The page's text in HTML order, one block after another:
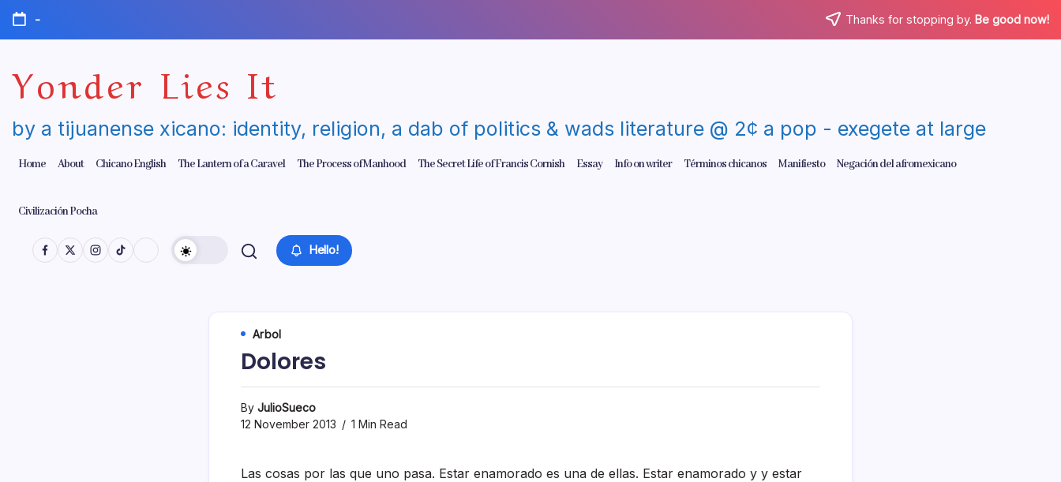
Skip
content
- Thanks for stopping by. Be good now!
Yonder Lies It
by a tijuanense xicano: identity, religion, a dab of politics & wads literature @ 2¢ a pop - exegete at large
Home About Chicano English The Lantern of a Caravel The Process of Manhood The Secret Life of Francis Cornish Essay Info on writer Términos chicanos Manifiesto Negación del afromexicano
Civilización Pocha
Hello!
Arbol
Dolores
By JulioSueco
12 November 2013
1 Min Read
Las cosas por las que uno pasa. Estar enamorado es una de ellas. Estar enamorado y y estar